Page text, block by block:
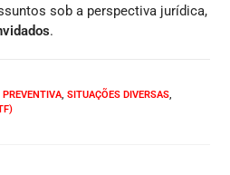
sob a perspectiva jurídica,
.
PREVENTIVA SITUAÇÕES DIVERSAS